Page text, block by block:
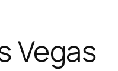
Vegas